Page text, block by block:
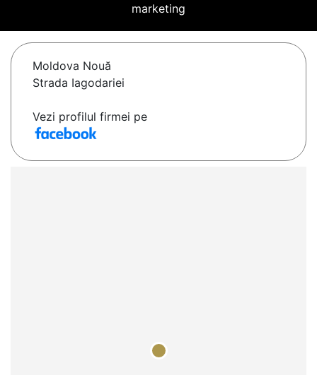
marketing
Moldova Nouă
Strada Iagodariei
Vezi profilul firmei pe